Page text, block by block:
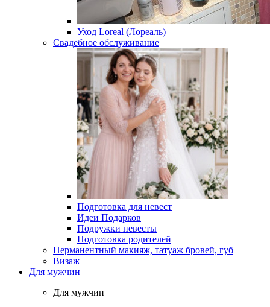
Уход Loreal (Лореаль)
Свадебное обслуживание
Подготовка для невест
Идеи Подарков
Подружки невесты
Подготовка родителей
Перманентный макияж, татуаж бровей, губ
Визаж
Для мужчин
Для мужчин